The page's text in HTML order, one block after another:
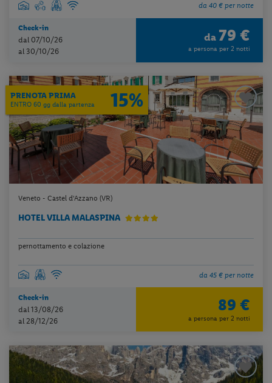
da 40 € per notte
Check-in
dal 07/10/26
al 30/10/26
da 79 €
a persona per 2 notti
PRENOTA PRIMA
ENTRO 60 gg dalla partenza 15%
Veneto - Castel d'Azzano (VR)
HOTEL VILLA MALASPINA
pernottamento e colazione
da 45 € per notte
Check-in
dal 13/08/26
al 28/12/26
89 €
a persona per 2 notti